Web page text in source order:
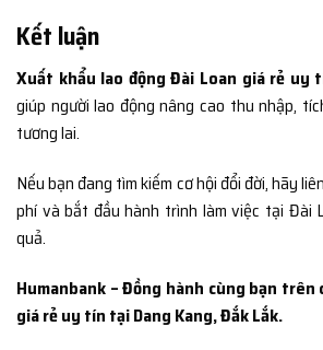
Kết luận
Xuất khẩu lao động Đài Loan giá rẻ uy
giúp người lao động nâng cao thu nhập,
tương lai.
Nếu bạn đang tìm kiếm cơ hội đổi đời, hãy
phí và bắt đầu hành trình làm việc tại Đài
quả.
Humanbank – Đồng hành cùng bạn
giá rẻ uy tín tại Dang Kang, Đắk Lắk.